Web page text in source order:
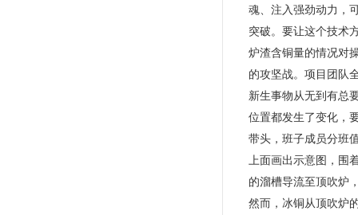
魂、注入强劲动力，
突破。要让这个技术
炉渣含铜量的情况对
的攻坚战。项目团队
新生事物从无到有总
位置都发生了变化，
带头，班子成员分班
上面画出示意图，
的溜槽导流至顶吹炉
然而，冰铜从顶吹炉